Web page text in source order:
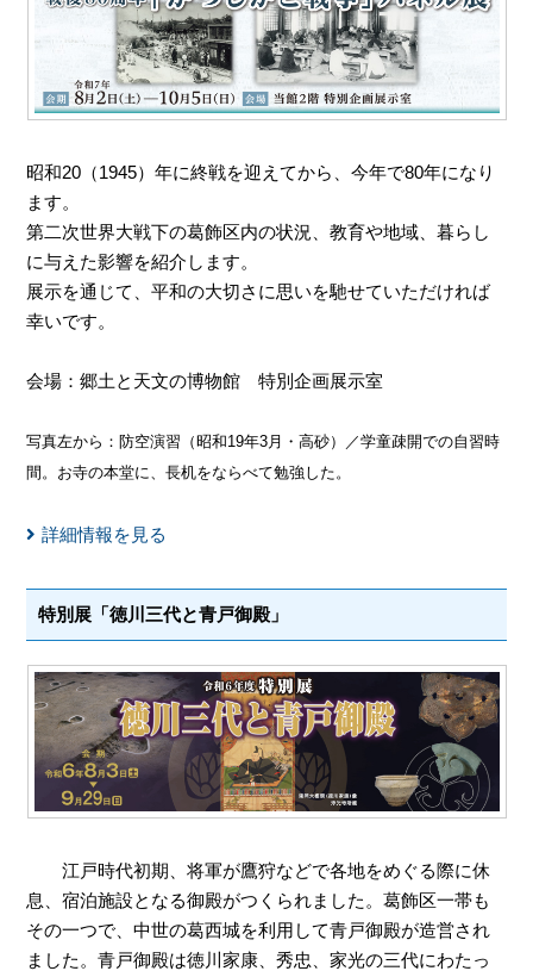
昭和20（1945）年に終戦を迎えてから、今年で80年になり
ます。
第二次世界大戦下の葛飾区内の状況、教育や地域、暮らし
に与えた影響を紹介します。
展示を通じて、平和の大切さに思いを馳せていただければ
幸いです。
会場：郷土と天文の博物館 特別企画展示室
写真左から：防空演習（昭和19年3月・高砂）／学童疎開での自習時
間。お寺の本堂に、長机をならべて勉強した。
詳細情報を見る
特別展「徳川三代と青戸御殿」
江戸時代初期、将軍が鷹狩などで各地をめぐる際に休
息、宿泊施設となる御殿がつくられました。葛飾区一帯も
その一つで、中世の葛西城を利用して青戸御殿が造営され
ました。青戸御殿は徳川家康、秀忠、家光の三代にわたっ